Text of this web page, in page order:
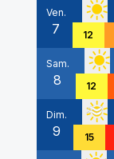
Ven.
7 12
Sam.
8 12
Dim.
9 15